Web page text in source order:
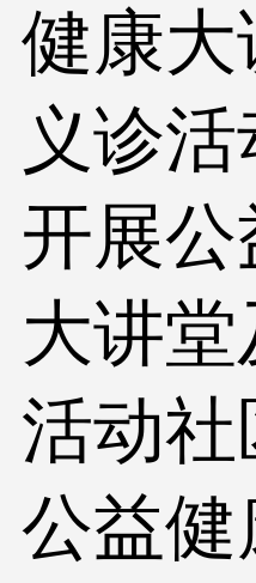
健康大
义诊
开展
大讲
活动社
公益健